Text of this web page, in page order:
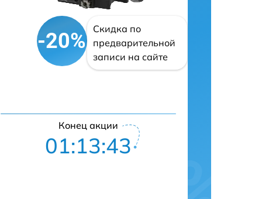
-20%
Скидка по
предварительной
записи на сайте
Конец акции
01:13:42